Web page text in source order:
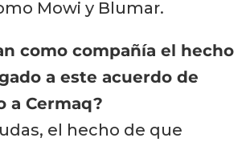
Mowi y Blumar.
como compañía el hecho
a este acuerdo de
a Cermaq?
el hecho de que